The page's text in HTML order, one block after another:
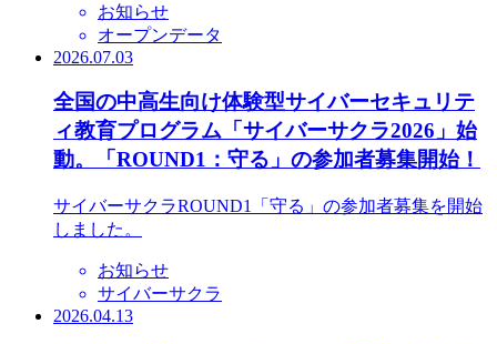
お知らせ
オープンデータ
2026.07.03
全国の中高生向け体験型サイバーセキュリテ
ィ教育プログラム「サイバーサクラ2026」始
動。「ROUND1：守る」の参加者募集開始！
サイバーサクラROUND1「守る」の参加者募集を開始
しました。
お知らせ
サイバーサクラ
2026.04.13